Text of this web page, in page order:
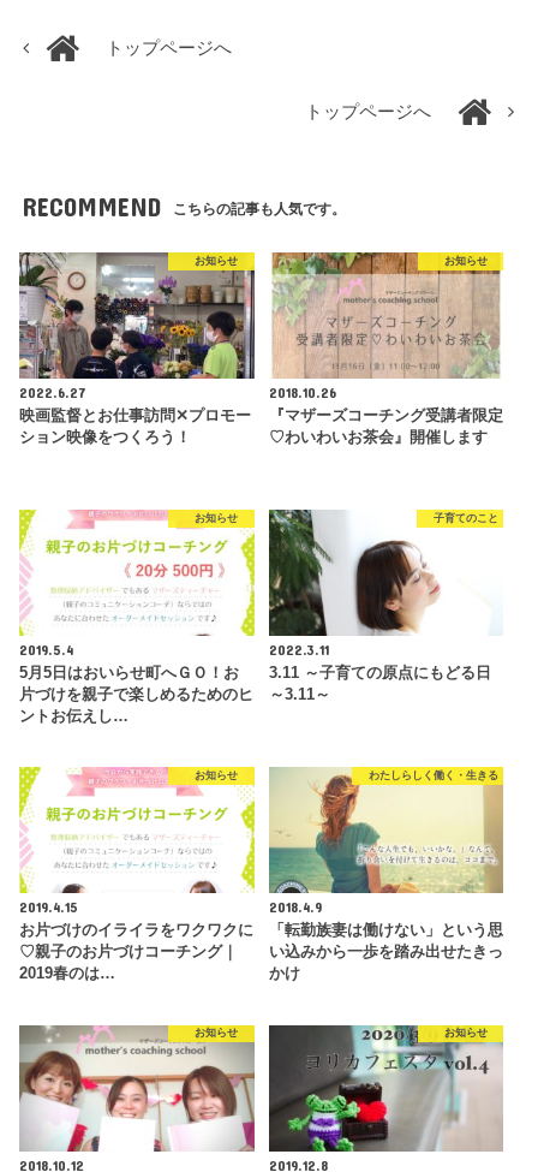
トップページへ
トップページへ
RECOMMEND こちらの記事も人気です。
お知らせ
2022.6.27
映画監督とお仕事訪問✕プロモー
ション映像をつくろう！
お知らせ
2018.10.26
『マザーズコーチング受講者限定
♡わいわいお茶会』開催します
お知らせ
2019.5.4
5月5日はおいらせ町へＧＯ！お
片づけを親子で楽しめるためのヒ
ントお伝えし…
子育てのこと
2022.3.11
3.11 ～子育ての原点にもどる日
～3.11～
お知らせ
2019.4.15
お片づけのイライラをワクワクに
♡親子のお片づけコーチング｜
2019春のは…
わたしらしく働く・生きる
2018.4.9
「転勤族妻は働けない」という思
い込みから一歩を踏み出せたきっ
かけ
お知らせ
2018.10.12
お知らせ
2019.12.8